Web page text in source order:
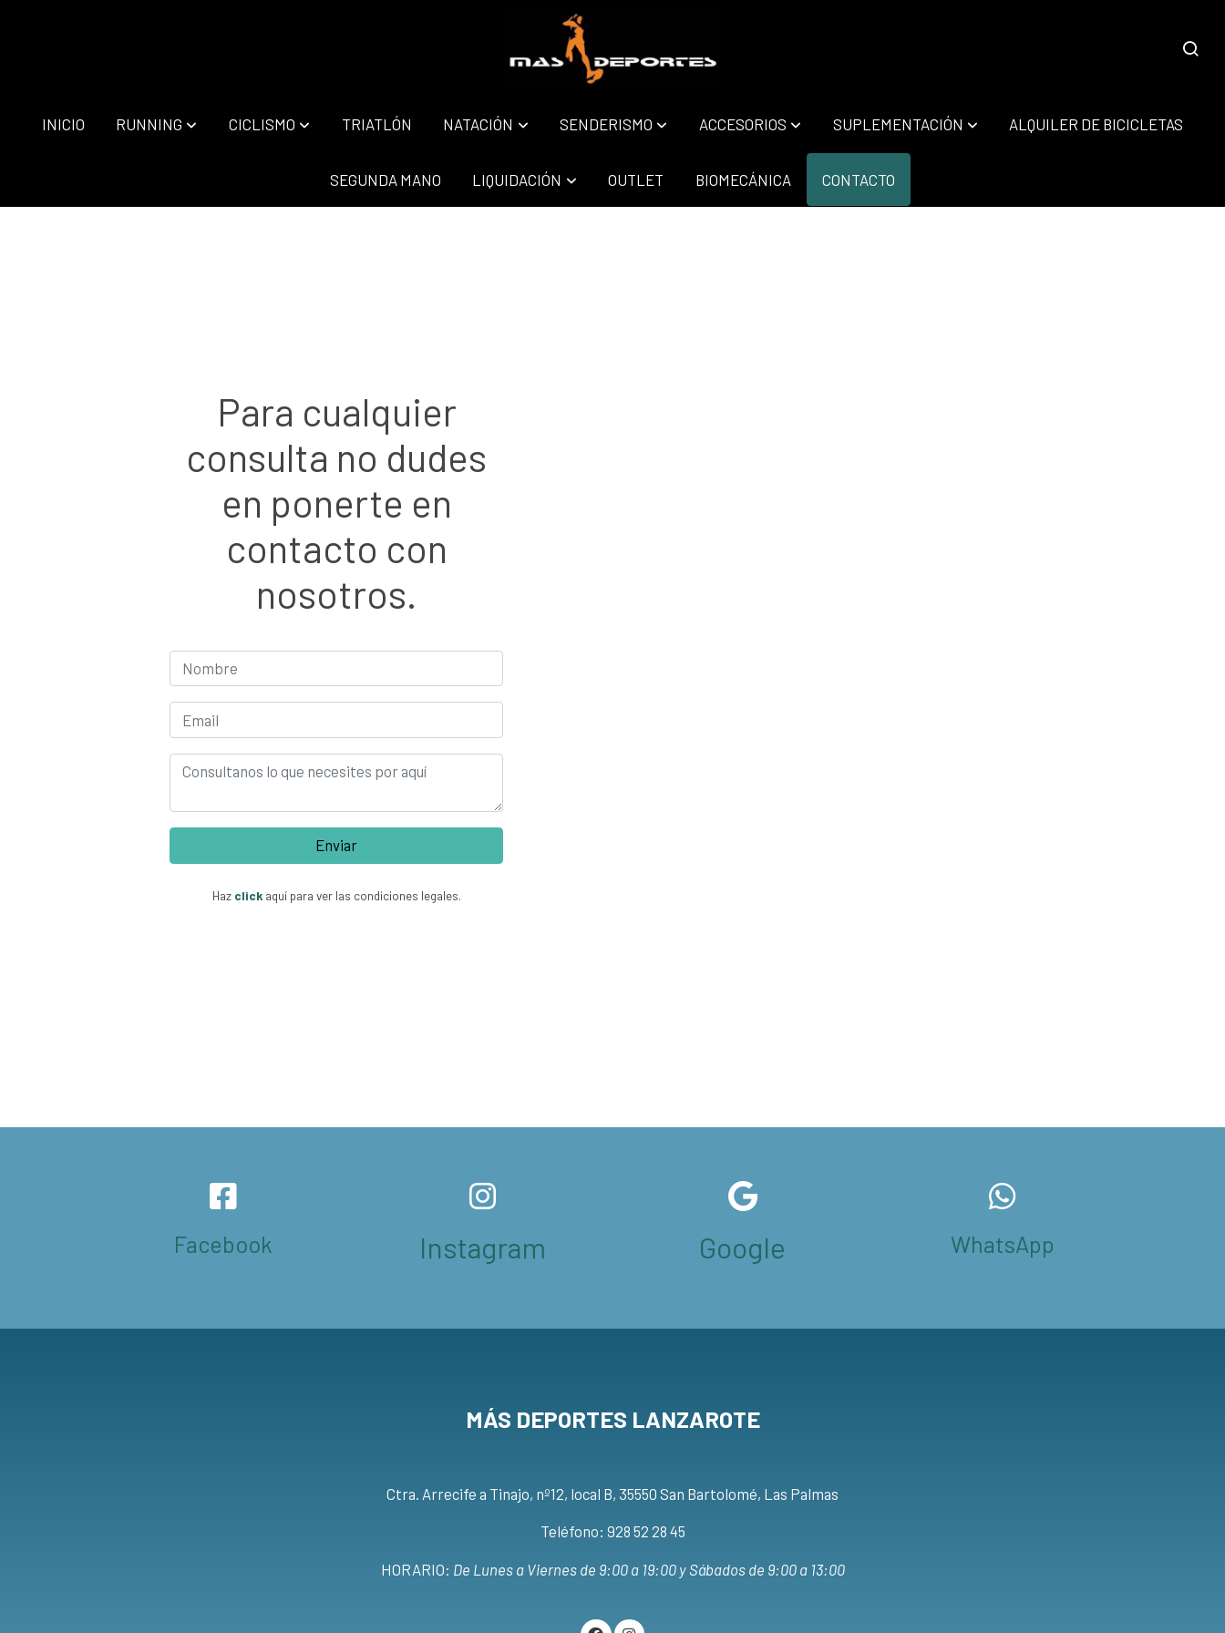
INICIO RUNNING CICLISMO TRIATLÓN NATACIÓN SENDERISMO ACCESORIOS SUPLEMENTACIÓN ALQUILER DE BICICLETAS
SEGUNDA MANO LIQUIDACIÓN OUTLET BIOMECÁNICA CONTACTO
Para cualquier
consulta no dudes
en ponerte en
contacto con
nosotros.
Enviar
Haz clickaquí para ver las condiciones legales.
Facebook Instagram Google WhatsApp
MÁS DEPORTES LANZAROTE
Ctra. Arrecife a Tinajo, nº12, local B, 35550 San Bartolomé, Las Palmas
Teléfono: 928 52 28 45
HORARIO: De Lunes a Viernes de 9:00 a 19:00 y Sábados de 9:00 a 13:00